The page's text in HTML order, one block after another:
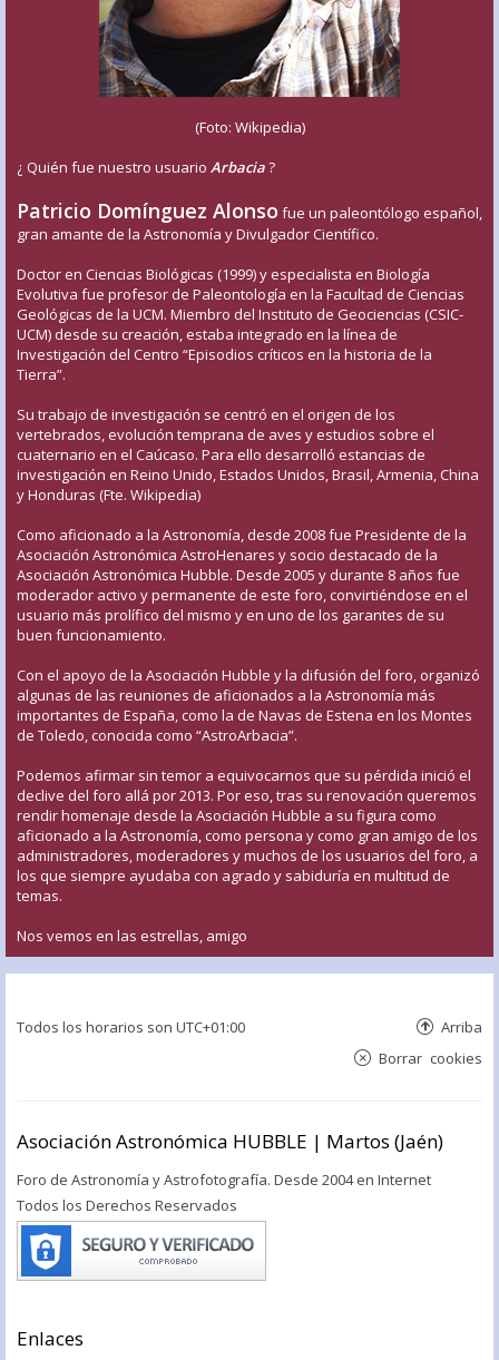
(Foto: Wikipedia)
¿ Quién fue nuestro usuario Arbacia?
Patricio Domínguez Alonso fue un paleontólogo español,
gran amante de la Astronomía y Divulgador Científico.
Doctor en Ciencias Biológicas (1999) y especialista en Biología
Evolutiva fue profesor de Paleontología en la Facultad de Ciencias
Geológicas de la UCM. Miembro del Instituto de Geociencias (CSIC-
UCM) desde su creación, estaba integrado en la línea de
Investigación del Centro “Episodios críticos en la historia de la
Tierra”.
Su trabajo de investigación se centró en el origen de los
vertebrados, evolución temprana de aves y estudios sobre el
cuaternario en el Caúcaso. Para ello desarrolló estancias de
investigación en Reino Unido, Estados Unidos, Brasil, Armenia, China
y Honduras (Fte. Wikipedia)
Como aficionado a la Astronomía, desde 2008 fue Presidente de la
Asociación Astronómica AstroHenares y socio destacado de la
Asociación Astronómica Hubble. Desde 2005 y durante 8 años fue
moderador activo y permanente de este foro, convirtiéndose en el
usuario más prolífico del mismo y en uno de los garantes de su
buen funcionamiento.
Con el apoyo de la Asociación Hubble y la difusión del foro, organizó
algunas de las reuniones de aficionados a la Astronomía más
importantes de España, como la de Navas de Estena en los Montes
de Toledo, conocida como “AstroArbacia”.
Podemos afirmar sin temor a equivocarnos que su pérdida inició el
declive del foro allá por 2013. Por eso, tras su renovación queremos
rendir homenaje desde la Asociación Hubble a su figura como
aficionado a la Astronomía, como persona y como gran amigo de los
administradores, moderadores y muchos de los usuarios del foro, a
los que siempre ayudaba con agrado y sabiduría en multitud de
temas.
Nos vemos en las estrellas, amigo
Todos los horarios son UTC+01:00 Arriba
Borrar cookies
Asociación Astronómica HUBBLE | Martos (Jaén)
Foro de Astronomía y Astrofotografía. Desde 2004 en Internet
Todos los Derechos Reservados
Enlaces